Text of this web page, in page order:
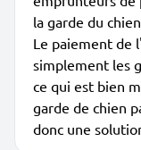
la garde du
Le paiement de
simplement les
ce qui est bien
garde de chien
donc une